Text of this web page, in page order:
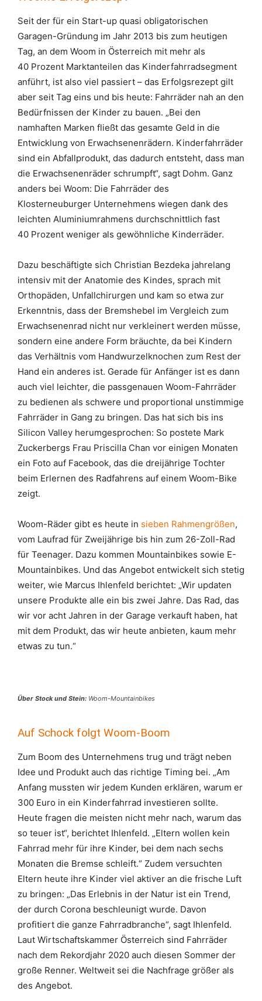
Seit der für ein Start-up quasi obligatorischen
Garagen-Gründung im Jahr 2013 bis zum heutigen
Tag, an dem Woom in Österreich mit mehr als
40 Prozent Marktanteilen das Kinderfahrradsegment
anführt, ist also viel passiert – das Erfolgsrezept gilt
aber seit Tag eins und bis heute: Fahrräder nah an den
Bedürfnissen der Kinder zu bauen. „Bei den
namhaften Marken fließt das gesamte Geld in die
Entwicklung von Erwachsenenrädern. Kinderfahrräder
sind ein Abfallprodukt, das dadurch entsteht, dass man
die Erwachsenenräder schrumpft“, sagt Dohm. Ganz
anders bei Woom: Die Fahrräder des
Klosterneuburger Unternehmens wiegen dank des
leichten Aluminiumrahmens durchschnittlich fast
40 Prozent weniger als gewöhnliche Kinderräder.
Dazu beschäftigte sich Christian Bezdeka jahrelang
intensiv mit der Anatomie des Kindes, sprach mit
Orthopäden, Unfallchirurgen und kam so etwa zur
Erkenntnis, dass der Bremshebel im Vergleich zum
Erwachsenenrad nicht nur verkleinert werden müsse,
sondern eine andere Form bräuchte, da bei Kindern
das Verhältnis vom Handwurzelknochen zum Rest der
Hand ein anderes ist. Gerade für Anfänger ist es dann
auch viel leichter, die passgenauen Woom-Fahrräder
zu bedienen als schwere und proportional unstimmige
Fahrräder in Gang zu bringen. Das hat sich bis ins
Silicon Valley herumgesprochen: So postete Mark
Zuckerbergs Frau Priscilla Chan vor einigen Monaten
ein Foto auf Facebook, das die dreijährige Tochter
beim Erlernen des Radfahrens auf einem Woom-Bike
zeigt.
Woom-Räder gibt es heute in sieben Rahmengrößen,
vom Laufrad für Zweijährige bis hin zum 26-Zoll-Rad
für Teenager. Dazu kommen Mountainbikes sowie E-
Mountainbikes. Und das Angebot entwickelt sich stetig
weiter, wie Marcus Ihlenfeld berichtet: „Wir updaten
unsere Produkte alle ein bis zwei Jahre. Das Rad, das
wir vor acht Jahren in der Garage verkauft haben, hat
mit dem Produkt, das wir heute anbieten, kaum mehr
etwas zu tun.“
Über Stock und Stein: Woom-Mountainbikes
Auf Schock folgt Woom-Boom
Zum Boom des Unternehmens trug und trägt neben
Idee und Produkt auch das richtige Timing bei. „Am
Anfang mussten wir jedem Kunden erklären, warum er
300 Euro in ein Kinderfahrrad investieren sollte.
Heute fragen die meisten nicht mehr nach, warum das
so teuer ist“, berichtet Ihlenfeld. „Eltern wollen kein
Fahrrad mehr für ihre Kinder, bei dem nach sechs
Monaten die Bremse schleift.“ Zudem versuchten
Eltern heute ihre Kinder viel aktiver an die frische Luft
zu bringen: „Das Erlebnis in der Natur ist ein Trend,
der durch Corona beschleunigt wurde. Davon
profitiert die ganze Fahrradbranche“, sagt Ihlenfeld.
Laut Wirtschaftskammer Österreich sind Fahrräder
nach dem Rekordjahr 2020 auch diesen Sommer der
große Renner. Weltweit sei die Nachfrage größer als
des Angebot.